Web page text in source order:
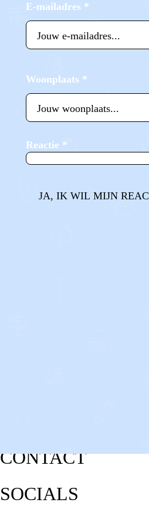
E-mailadres *
Woonplaats *
Reactie *
JA, IK WIL MIJN
CONTACT
SOCIALS